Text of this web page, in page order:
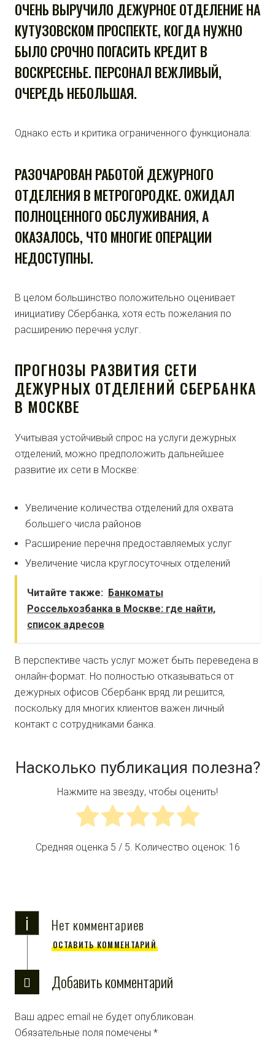
ОЧЕНЬ ВЫРУЧИЛО ДЕЖУРНОЕ ОТДЕЛЕНИЕ НА
КУТУЗОВСКОМ ПРОСПЕКТЕ, КОГДА НУЖНО
БЫЛО СРОЧНО ПОГАСИТЬ КРЕДИТ В
ВОСКРЕСЕНЬЕ. ПЕРСОНАЛ ВЕЖЛИВЫЙ,
ОЧЕРЕДЬ НЕБОЛЬШАЯ.
Однако есть и критика ограниченного функционала:
РАЗОЧАРОВАН РАБОТОЙ ДЕЖУРНОГО
ОТДЕЛЕНИЯ В МЕТРОГОРОДКЕ. ОЖИДАЛ
ПОЛНОЦЕННОГО ОБСЛУЖИВАНИЯ, А
ОКАЗАЛОСЬ, ЧТО МНОГИЕ ОПЕРАЦИИ
НЕДОСТУПНЫ.
В целом большинство положительно оценивает
инициативу Сбербанка, хотя есть пожелания по
расширению перечня услуг.
ПРОГНОЗЫ РАЗВИТИЯ СЕТИ
ДЕЖУРНЫХ ОТДЕЛЕНИЙ СБЕРБАНКА
В МОСКВЕ
Учитывая устойчивый спрос на услуги дежурных
отделений, можно предположить дальнейшее
развитие их сети в Москве:
Увеличение количества отделений для охвата
большего числа районов
Расширение перечня предоставляемых услуг
Увеличение числа круглосуточных отделений
Читайте также: Банкоматы
Россельхозбанка в Москве: где найти,
список адресов
В перспективе часть услуг может быть переведена в
онлайн-формат. Но полностью отказываться от
дежурных офисов Сбербанк вряд ли решится,
поскольку для многих клиентов важен личный
контакт с сотрудниками банка.
Насколько публикация полезна?
Нажмите на звезду, чтобы оценить!
Средняя оценка 5 / 5. Количество оценок: 16
i Нет комментариев
ОСТАВИТЬ КОММЕНТАРИЙ
Добавить комментарий
Ваш адрес email не будет опубликован.
Обязательные поля помечены *